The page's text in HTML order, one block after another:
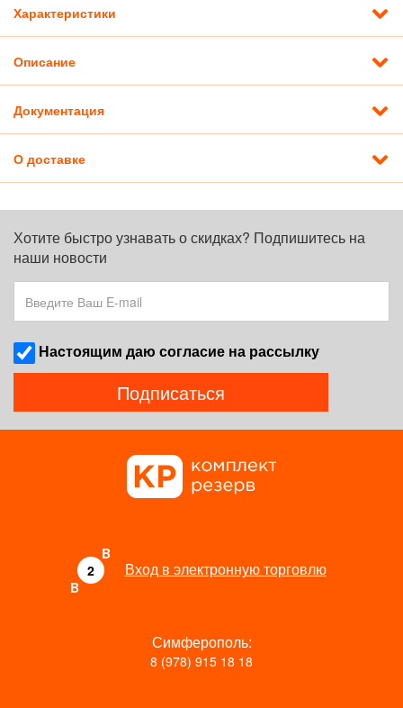
Характеристики
Описание
Документация
О доставке
Хотите быстро узнавать о скидках? Подпишитесь на
наши новости
Наcтоящим даю согласие на рассылку
Подписаться
B
2
B
Вход в электронную торговлю
Симферополь:
8 (978) 915 18 18